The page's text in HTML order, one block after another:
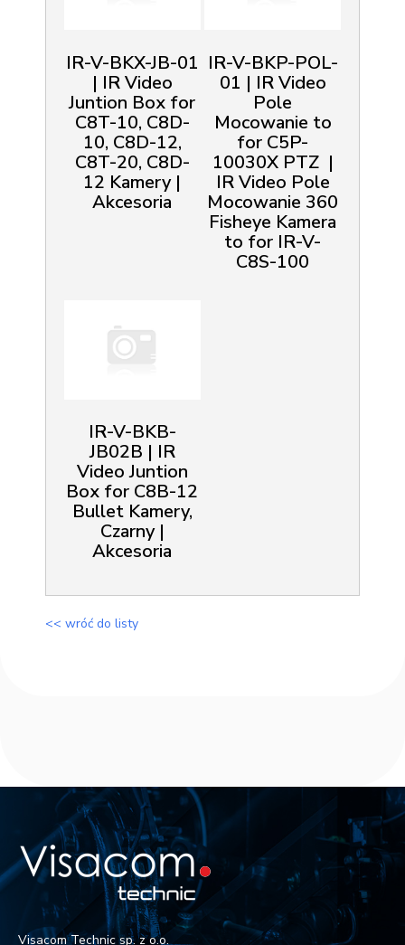
IR-V-BKX-JB-01
| IR Video
Juntion Box for
C8T-10, C8D-
10, C8D-12,
C8T-20, C8D-
12 Kamery |
Akcesoria
IR-V-BKP-POL-
01 | IR Video
Pole
Mocowanie to
for C5P-
10030X PTZ |
IR Video Pole
Mocowanie 360
Fisheye Kamera
to for IR-V-
C8S-100
IR-V-BKB-
JB02B | IR
Video Juntion
Box for C8B-12
Bullet Kamery,
Czarny |
Akcesoria
<< wróć do listy
Visacom Technic sp. z o.o.